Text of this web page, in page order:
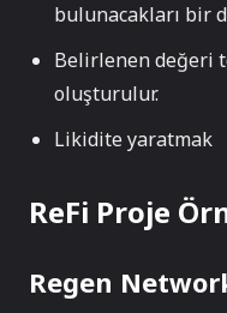
bulunacakları bir
Belirlenen değeri
oluşturulur.
Likidite yaratmak
ReFi Proje
Regen